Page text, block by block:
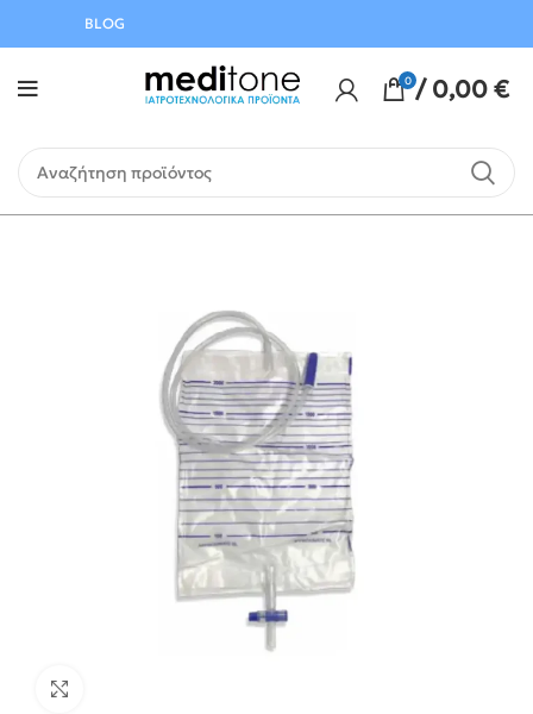
BLOG
0 / 0,00€
Αυγούστου